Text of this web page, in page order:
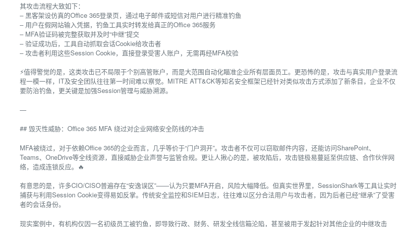
其攻击流程大致如下：
– 黑客架设仿真的Office 365登录页，通过电子邮件或短信对用户进行精准钓鱼
– 用户在假网站输入凭据，钓鱼工具实时转发给真正的Office 365服务
– MFA验证码被完整获取并及时“中继”提交
– 验证成功后，工具自动抓取会话Cookie给攻击者
– 攻击者利用这些Session Cookie，直接登录受害人账户，无需再经MFA校验
⚡值得警觉的是，这类攻击已不局限于个别高管账户，而是大范围自动化瞄准企业所有层面员工。更恐怖的是，攻击与真实用户登录流
程一模一样，IT及安全团队往往第一时间难以察觉。MITRE ATT&CK等知名安全框架已经针对类似攻击方式添加了新条目，企业不仅
要防治钓鱼，更关键是加强Session管理与威胁溯源。
—
## 毁灭性威胁：Office 365 MFA 绕过对企业网络安全防线的冲击
MFA被绕过，对于依赖Office 365的企业而言，几乎等价于“门户洞开”。攻击者不仅可以窃取邮件内容，还能访问SharePoint、
Teams、OneDrive等全线资源，直接威胁企业声誉与监管合规。更让人揪心的是，被攻陷后，攻击链极易蔓延至供应链、合作伙伴网
络，造成连锁反应。🔥
有意思的是，许多CIO/CISO普遍存在“安逸误区”——认为只要MFA开启，风险大幅降低。但真实世界里，SessionShark等工具让实时
捕获与利用Session Cookie变得易如反掌。传统安全监控和SIEM日志，往往难以区分合法用户与攻击者，因为后者已经“继承”了受害
者的会话身份。
现实案例中，有机构仅因一名初级员工被钓鱼，即导致行政、财务、研发全线信箱沦陷，甚至被用于发起针对其他企业的中继攻击